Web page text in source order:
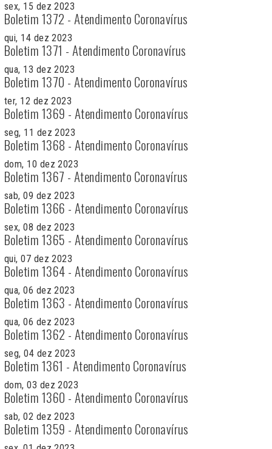
sex, 15 dez 2023
Boletim 1372 - Atendimento Coronavírus
qui, 14 dez 2023
Boletim 1371 - Atendimento Coronavírus
qua, 13 dez 2023
Boletim 1370 - Atendimento Coronavírus
ter, 12 dez 2023
Boletim 1369 - Atendimento Coronavírus
seg, 11 dez 2023
Boletim 1368 - Atendimento Coronavírus
dom, 10 dez 2023
Boletim 1367 - Atendimento Coronavírus
sab, 09 dez 2023
Boletim 1366 - Atendimento Coronavírus
sex, 08 dez 2023
Boletim 1365 - Atendimento Coronavírus
qui, 07 dez 2023
Boletim 1364 - Atendimento Coronavírus
qua, 06 dez 2023
Boletim 1363 - Atendimento Coronavírus
qua, 06 dez 2023
Boletim 1362 - Atendimento Coronavírus
seg, 04 dez 2023
Boletim 1361 - Atendimento Coronavírus
dom, 03 dez 2023
Boletim 1360 - Atendimento Coronavírus
sab, 02 dez 2023
Boletim 1359 - Atendimento Coronavírus